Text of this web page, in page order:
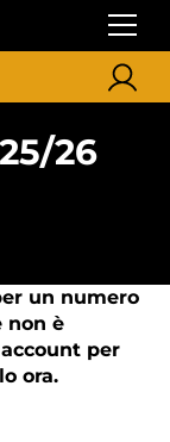
26
un numero
non è
per
ora.